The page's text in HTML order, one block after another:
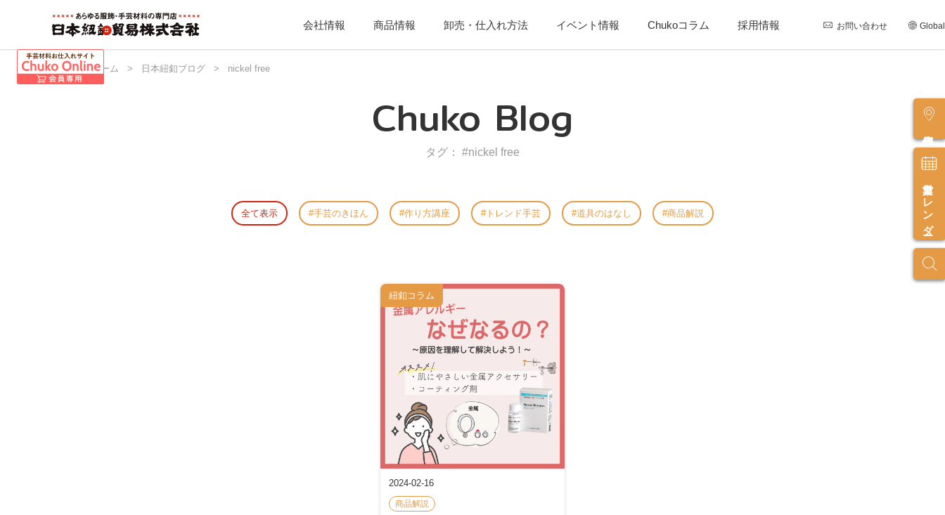
会社情報 商品情報 卸売・仕入れ方法 イベント情報 Chukoコラム 採用情報 お問い合わせ Global
営業カレンダー
日本紐釦 ホーム > 日本紐釦ブログ > nickel free
Chuko Blog
タグ： #nickel free
全て表示 手芸のきほん 作り方講座 トレンド手芸 道具のはなし 商品解説
2024-02-16
商品解説
紐釦コラム